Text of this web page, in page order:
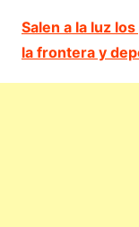
Salen a la luz
la frontera y